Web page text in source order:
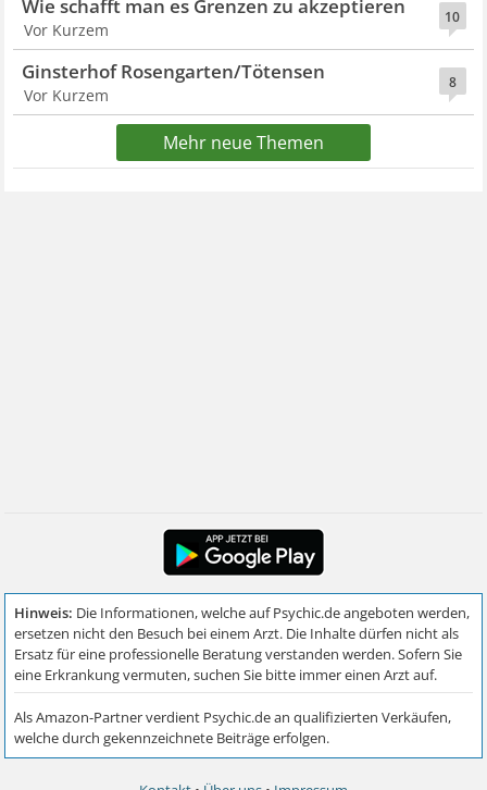
10
Wie schafft man es Grenzen zu akzeptieren
Vor Kurzem
8
Ginsterhof Rosengarten/Tötensen
Vor Kurzem
Mehr neue Themen